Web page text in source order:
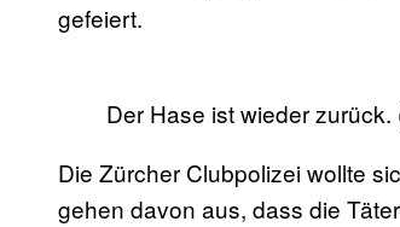
gefeiert.
Der Hase ist wieder zurück.
Die Zürcher Clubpolizei wollte
gehen davon aus, dass die